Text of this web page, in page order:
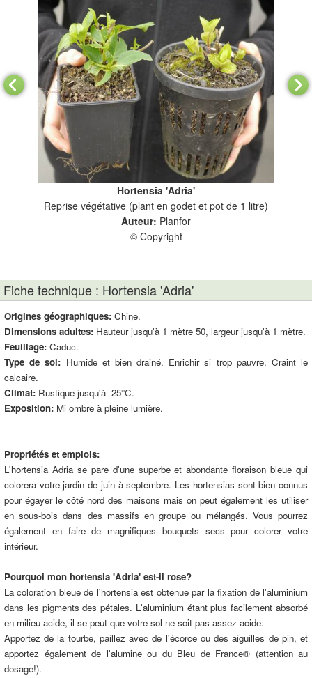
Hortensia 'Adria'
Reprise végétative (plant en godet et pot de 1 litre)
Auteur: Planfor
© Copyright
Fiche technique : Hortensia 'Adria'
Origines géographiques: Chine.
Dimensions adultes: Hauteur jusqu'à 1 mètre 50, largeur jusqu'à 1 mètre.
Feuillage: Caduc.
Type de sol: Humide et bien drainé. Enrichir si trop pauvre. Craint le
calcaire.
Climat: Rustique jusqu'à -25°C.
Exposition: Mi ombre à pleine lumière.
Propriétés et emplois:
L'hortensia Adria se pare d'une superbe et abondante floraison bleue qui
colorera votre jardin de juin à septembre. Les hortensias sont bien connus
pour égayer le côté nord des maisons mais on peut également les utiliser
en sous-bois dans des massifs en groupe ou mélangés. Vous pourrez
également en faire de magnifiques bouquets secs pour colorer votre
intérieur.
Pourquoi mon hortensia 'Adria' est-il rose?
La coloration bleue de l'hortensia est obtenue par la fixation de l'aluminium
dans les pigments des pétales. L'aluminium étant plus facilement absorbé
en milieu acide, il se peut que votre sol ne soit pas assez acide.
Apportez de la tourbe, paillez avec de l'écorce ou des aiguilles de pin, et
apportez également de l'alumine ou du Bleu de France® (attention au
dosage!).